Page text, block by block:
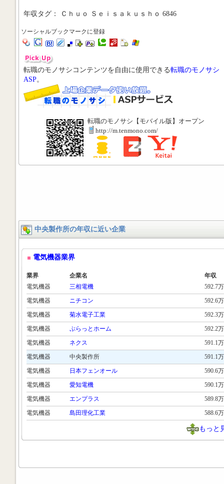
年収タグ： Ｃｈｕｏ Ｓｅｉｓａｋｕｓｈｏ 6846
ソーシャルブックマークに登録
転職のモノサシコンテンツを自由に使用できる転職のモノサシ
ASP。
転職のモノサシ【モバイル版】オープン
http://m.tenmono.com/
中央製作所の年収に近い企業
電気機器業界
業界 企業名
年収
電気機器
三相電機
592.7万
電気機器
ニチコン
592.6万
電気機器
菊水電子工業
592.3万
電気機器
ぷらっとホーム
592.2万
電気機器
ネクス
591.1万
電気機器
中央製作所
591.1万
電気機器
日本フェンオール
590.6万
電気機器
愛知電機
590.1万
電気機器
エンプラス
589.8万
電気機器
島田理化工業 588.6万
もっと